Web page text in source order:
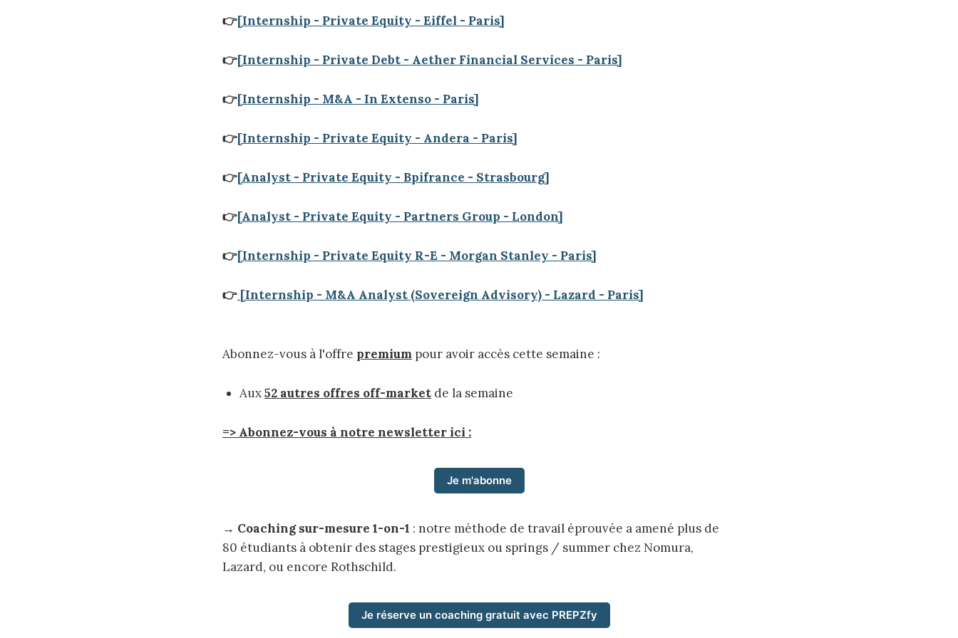
👉[Internship - Private Equity - Eiffel - Paris]
👉[Internship - Private Debt - Aether Financial Services - Paris]
👉[Internship - M&A - In Extenso - Paris]
👉[Internship - Private Equity - Andera - Paris]
👉[Analyst - Private Equity - Bpifrance - Strasbourg]
👉[Analyst - Private Equity - Partners Group - London]
👉[Internship - Private Equity R-E - Morgan Stanley - Paris]
👉 [Internship - M&A Analyst (Sovereign Advisory) - Lazard - Paris]
Abonnez-vous à l'offre premium pour avoir accès cette semaine :
Aux52 autres offres off-market de la semaine
=> Abonnez-vous à notre newsletter ici :
Je m'abonne
→ Coaching sur-mesure 1-on-1 : notre méthode de travail éprouvée a amené plus de
80 étudiants à obtenir des stages prestigieux ou springs / summer chez Nomura,
Lazard, ou encore Rothschild.
Je réserve un coaching gratuit avec PREPZfy